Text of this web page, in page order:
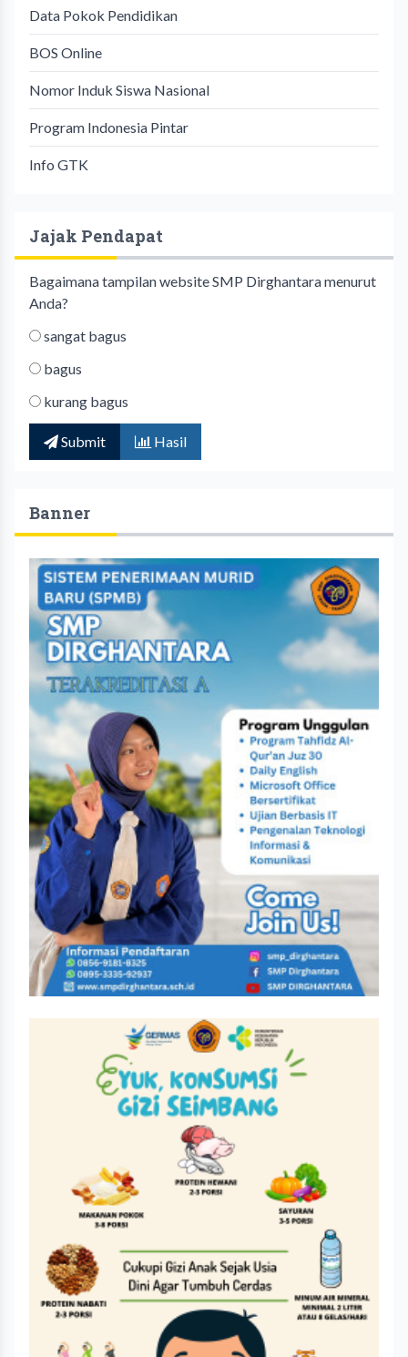
Data Pokok Pendidikan
BOS Online
Nomor Induk Siswa Nasional
Program Indonesia Pintar
Info GTK
Jajak Pendapat
Bagaimana tampilan website SMP Dirghantara menurut
Anda?
sangat bagus
bagus
kurang bagus
Submit Hasil
Banner